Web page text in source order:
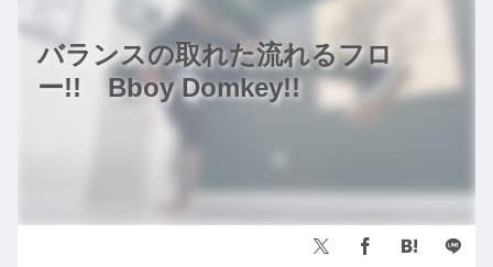
バランスの取れた流れるフロ
ー!! Bboy Domkey!!